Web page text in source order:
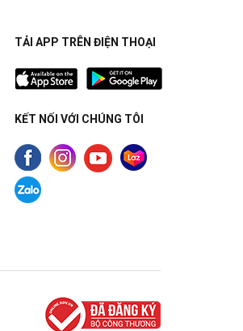
TẢI APP TRÊN ĐIỆN THOẠI
KẾT NỐI VỚI CHÚNG TÔI